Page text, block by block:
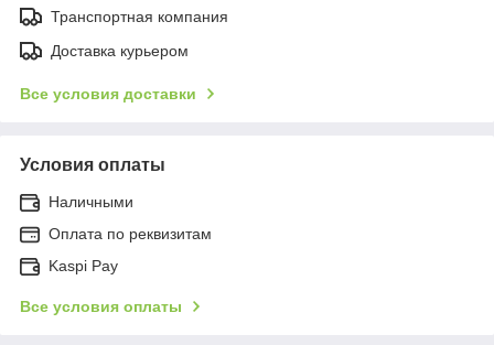
Транспортная компания
Доставка курьером
Все условия доставки
Условия оплаты
Наличными
Оплата по реквизитам
Kaspi Pay
Все условия оплаты